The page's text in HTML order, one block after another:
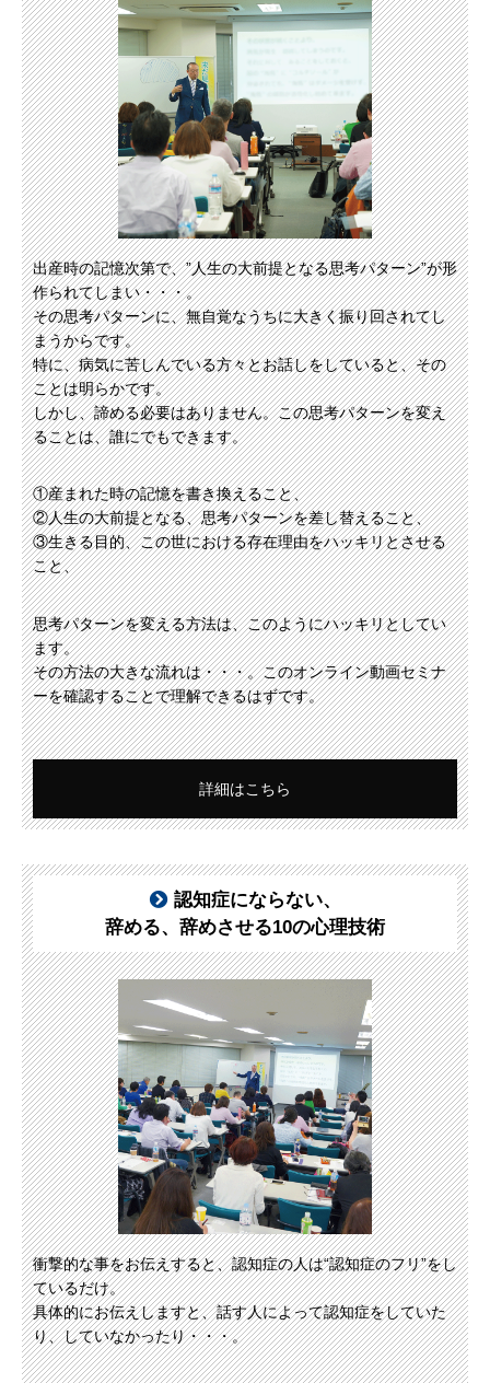
出産時の記憶次第で、”人生の大前提となる思考パターン”が形
作られてしまい・・・。
その思考パターンに、無自覚なうちに大きく振り回されてし
まうからです。
特に、病気に苦しんでいる方々とお話しをしていると、その
ことは明らかです。
しかし、諦める必要はありません。この思考パターンを変え
ることは、誰にでもできます。
①産まれた時の記憶を書き換えること、
②人生の大前提となる、思考パターンを差し替えること、
③生きる目的、この世における存在理由をハッキリとさせる
こと、
思考パターンを変える方法は、このようにハッキリとしてい
ます。
その方法の大きな流れは・・・。このオンライン動画セミナ
ーを確認することで理解できるはずです。
詳細はこちら
認知症にならない、
辞める、辞めさせる10の心理技術
衝撃的な事をお伝えすると、認知症の人は“認知症のフリ”をし
ているだけ。
具体的にお伝えしますと、話す人によって認知症をしていた
り、していなかったり・・・。